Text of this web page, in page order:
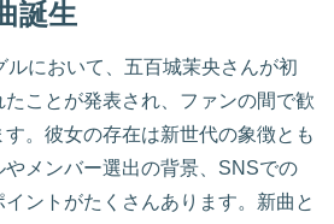
誕生
ルにおいて、五百城茉央さんが初
ことが発表され、ファンの間で歓
。彼女の存在は新世代の象徴とも
メンバー選出の背景、SNSでの
ントがたくさんあります。新曲と